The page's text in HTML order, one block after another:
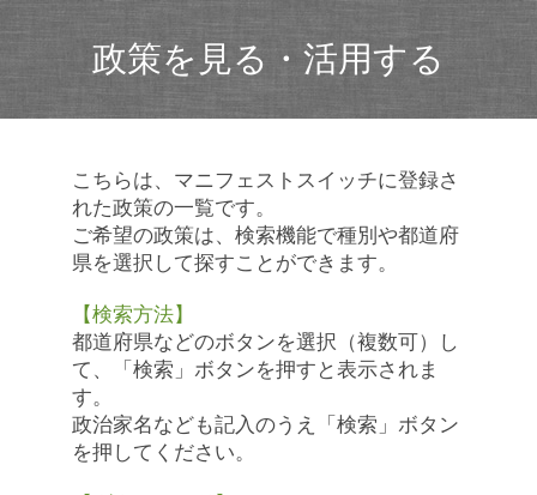
政策を見る・活用する
こちらは、マニフェストスイッチに登録さ
れた政策の一覧です。
ご希望の政策は、検索機能で種別や都道府
県を選択して探すことができます。
【検索方法】
都道府県などのボタンを選択（複数可）し
て、「検索」ボタンを押すと表示されま
す。
政治家名なども記入のうえ「検索」ボタン
を押してください。